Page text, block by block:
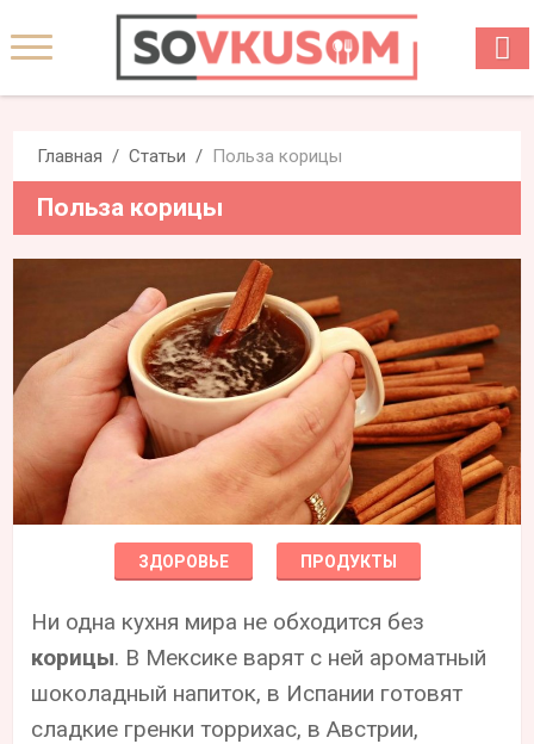
Главная Статьи Польза корицы
Польза корицы
ЗДОРОВЬЕ ПРОДУКТЫ
Ни одна кухня мира не обходится без
корицы. В Мексике варят с ней ароматный
шоколадный напиток, в Испании готовят
сладкие гренки торрихас, в Австрии,